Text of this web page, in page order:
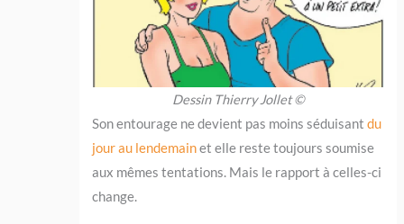
Dessin Thierry Jollet ©
Son entourage ne devient pas moins séduisantdu
jour au lendemainet elle reste toujours soumise
aux mêmes tentations. Mais le rapport à celles-ci
change.